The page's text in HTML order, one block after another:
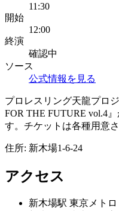
11:30
開始
12:00
終演
確認中
ソース
公式情報を見る
プロレスリング天龍プロ
FOR THE FUTURE vol.4
す。チケットは各種用意
住所: 新木場1-6-24
アクセス
新木場駅 東京メト